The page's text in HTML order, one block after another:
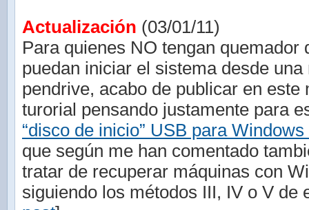
Actualización (03/01/11)
Para quienes NO tengan quemador
puedan iniciar el sistema desde
pendrive, acabo de publicar en este
turorial pensando justamente para
“disco de inicio” USB para
que según me han comentado
tratar de recuperar máquinas con
siguiendo los métodos III, IV o V de